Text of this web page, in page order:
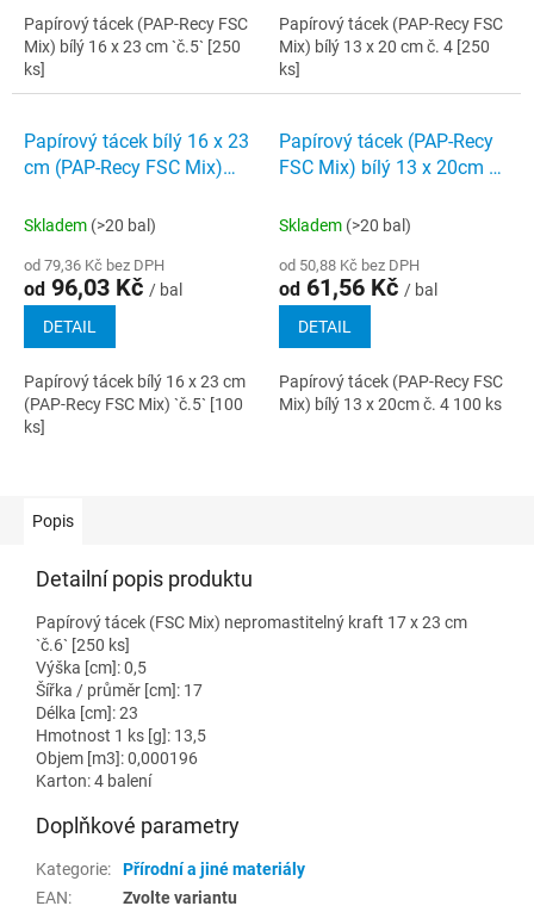
Papírový tácek (PAP-Recy FSC
Mix) bílý 16 x 23 cm `č.5` [250
ks]
Papírový tácek (PAP-Recy FSC
Mix) bílý 13 x 20 cm č. 4 [250
ks]
Papírový tácek bílý 16 x 23
cm (PAP-Recy FSC Mix)
Skladem (>20 bal)
od 79,36 Kč bez DPH
od 96,03 Kč / bal
DETAIL
Papírový tácek bílý 16 x 23 cm
(PAP-Recy FSC Mix) `č.5` [100
ks]
Papírový tácek (PAP-Recy
FSC Mix) bílý 13 x 20cm č.
Skladem (>20 bal)
od 50,88 Kč bez DPH
od 61,56 Kč / bal
DETAIL
Papírový tácek (PAP-Recy FSC
Mix) bílý 13 x 20cm č. 4 100 ks
Popis
Detailní popis produktu
Papírový tácek (FSC Mix) nepromastitelný kraft 17 x 23 cm
`č.6` [250 ks]
Výška [cm]: 0,5
Šířka / průměr [cm]: 17
Délka [cm]: 23
Hmotnost 1 ks [g]: 13,5
Objem [m3]: 0,000196
Karton: 4 balení
Doplňkové parametry
Kategorie:
Přírodní a jiné materiály
EAN: Zvolte variantu